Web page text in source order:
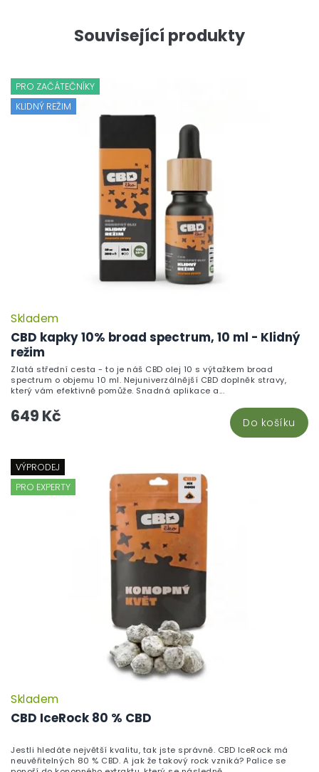
Související produkty
PRO ZAČÁTEČNÍKY
KLIDNÝ REŽIM
CBD kapky 10% broad spectrum, 10 ml - Klidný
režim
Skladem
649 Kč Do košíku
Zlatá střední cesta - to je náš CBD olej 10 s výtažkem broad
spectrum o objemu 10 ml. Nejuniverzálnější CBD doplněk stravy,
který vám efektivně pomůže. Snadná aplikace a...
VÝPRODEJ
PRO EXPERTY
CBD IceRock 80 % CBD
Skladem
Jestli hledáte největší kvalitu, tak jste správně. CBD IceRock má
neuvěřitelných 80 % CBD. A jak že takový rock vzniká? Palice se